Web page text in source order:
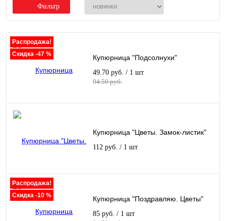
Фильтр
Распродажа!
Скидка -47 %
Купюрница "Подсолнухи"
49.70 руб. / 1 шт
94.50 руб.
Купюрница "Цветы. Замок-листик"
112 руб. / 1 шт
Распродажа!
Скидка -10 %
Купюрница "Поздравляю. Цветы"
85 руб. / 1 шт